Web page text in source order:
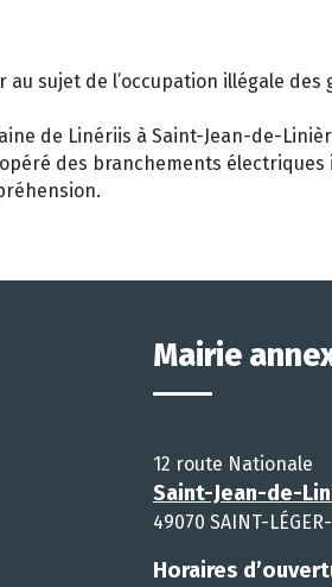
sujet de l’occupation illégale des
de Linériis à Saint-Jean-de-
des branchements
Mairie
12 route Nationale
Saint-Jean-de-
49070 SAINT-
Horaires